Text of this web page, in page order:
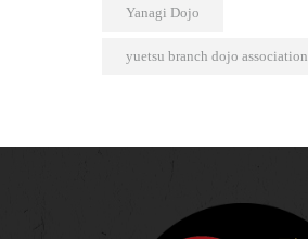
Yanagi Dojo
yuetsu branch dojo association